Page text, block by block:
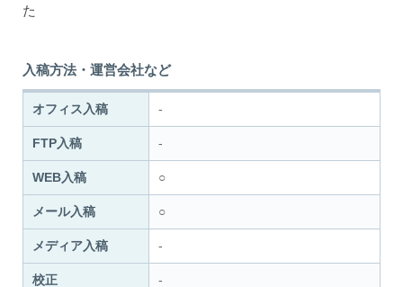
た
入稿方法・運営会社など
オフィス入稿 -
FTP入稿 -
WEB入稿 ○
メール入稿 ○
メディア入稿 -
校正 -